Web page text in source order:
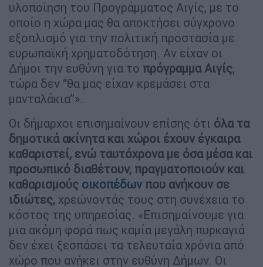
υλοποίηση του Προγράμματος Αιγίς, με το
οποίο η χώρα μας θα αποκτήσει σύγχρονο
εξοπλισμό για την πολιτική προστασία με
ευρωπαϊκή χρηματοδότηση. Αν είχαν οι
Δήμοι την ευθύνη για το πρόγραμμα Αιγίς,
τώρα δεν “θα μας είχαν κρεμάσει στα
μανταλάκια”».
Οι δήμαρχοι επισημαίνουν επίσης ότι όλα τα
δημοτικά ακίνητα και χώροι έχουν έγκαιρα
καθαριστεί, ενώ ταυτόχρονα με όσα μέσα και
προσωπικό διαθέτουν, πραγματοποιούν και
καθαρισμούς οικοπέδων που ανήκουν σε
ιδιώτες, χρεώνοντάς τους στη συνέχεια το
κόστος της υπηρεσίας. «Επισημαίνουμε για
μια ακόμη φορά πως καμία μεγάλη πυρκαγιά
δεν έχει ξεσπάσει τα τελευταία χρόνια από
χώρο που ανήκει στην ευθύνη Δήμων. Οι